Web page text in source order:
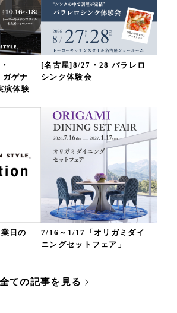
ゲナ
演体験
[名古屋]8/27・28 パラレロ
シンク体験会
日の
7/16～1/17「オリガミダイ
ニングセットフェア」
全ての記事を見る